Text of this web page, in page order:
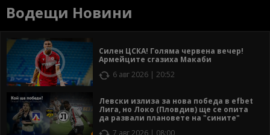
Водещи Новини
Силен ЦСКА! Голяма червена вечер!
Армейците сгазиха Макаби
6 авг 2026 | 20:52
Левски излиза за нова победа в efbet
Лига, но Локо (Пловдив) ще се опита
да развали плановете на "сините"